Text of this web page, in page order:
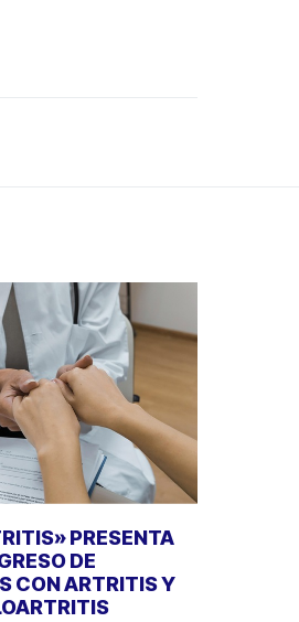
PRESENTA
DE
CON ARTRITIS Y